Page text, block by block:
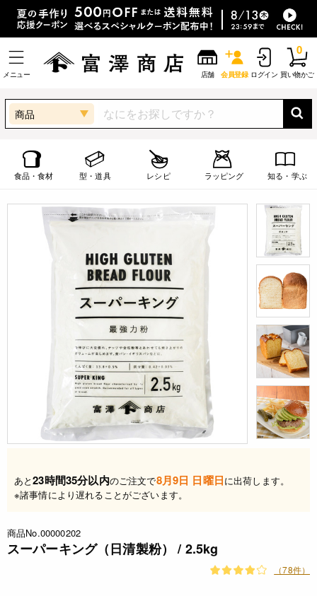
メニュー 店舗 会員登録 ログイン 買い物かご
0
商品
食品・食材 型・道具 レシピ ラッピング 知る・学ぶ
あと23時間35分以内のご注文で8月9日 日曜日に出荷します。
※諸事情により遅れることがございます。
商品No.00000202
スーパーキング（日清製粉） / 2.5kg
（78件）